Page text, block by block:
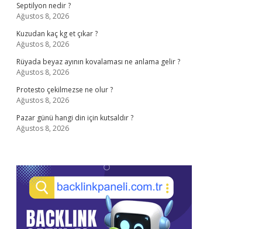
Septilyon nedir ?
Ağustos 8, 2026
Kuzudan kaç kg et çıkar ?
Ağustos 8, 2026
Rüyada beyaz ayının kovalaması ne anlama gelir ?
Ağustos 8, 2026
Protesto çekilmezse ne olur ?
Ağustos 8, 2026
Pazar günü hangi din için kutsaldır ?
Ağustos 8, 2026